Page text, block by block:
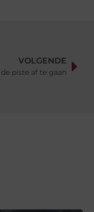
VOLGENDE
piste af te gaan